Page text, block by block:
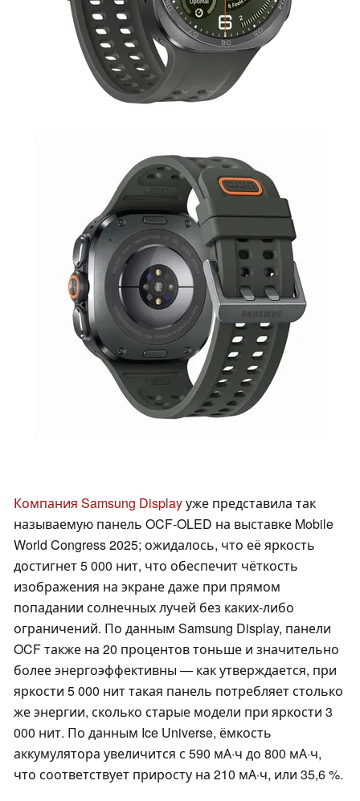
Компания Samsung Displayуже представила так
называемую панель OCF-OLED на выставке Mobile
World Congress 2025; ожидалось, что её яркость
достигнет 5 000 нит, что обеспечит чёткость
изображения на экране даже при прямом
попадании солнечных лучей без каких-либо
ограничений. По данным Samsung Display, панели
OCF также на 20 процентов тоньше и значительно
более энергоэффективны — как утверждается, при
яркости 5 000 нит такая панель потребляет столько
же энергии, сколько старые модели при яркости 3
000 нит. По данным Ice Universe, ёмкость
аккумулятора увеличится с 590 мА·ч до 800 мА·ч,
что соответствует приросту на 210 мА·ч, или 35,6 %.